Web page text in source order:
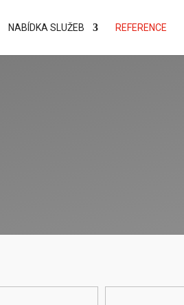
NABÍDKA SLUŽEB REFERENCE